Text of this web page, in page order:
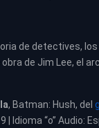
de detectives,
de Jim Lee, el
, Batman: Hush, del
| Idioma “o” Audio: